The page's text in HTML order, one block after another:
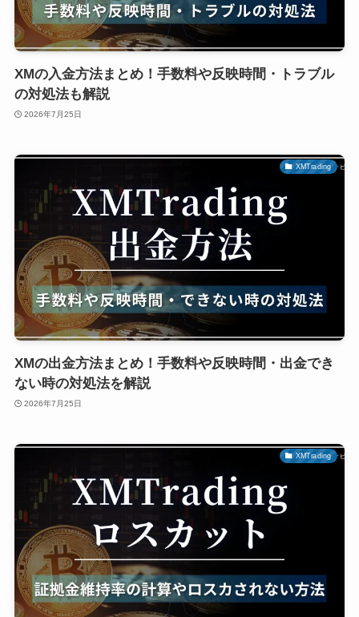
XMの入金方法まとめ！手数料や反映時間・トラブル
の対処法も解説
2026年7月25日
XMTrading
XMの出金方法まとめ！手数料や反映時間・出金でき
ない時の対処法を解説
2026年7月25日
XMTrading